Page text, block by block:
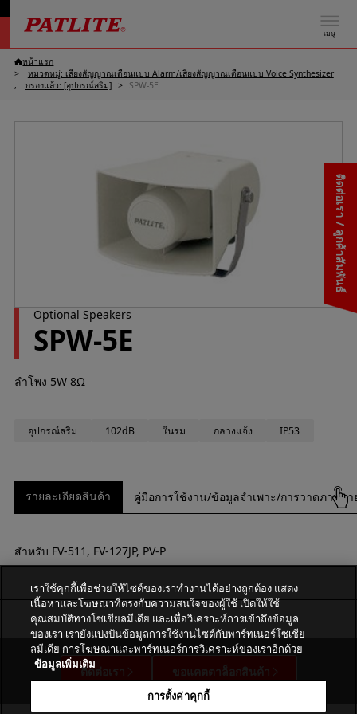
เมนู
ติดต่อเรา / ลูกค้าสัมพันธ์
หน้าแรก
หมวดหมู่: เสียงสัญญาณเตือนแบบ Alarm/เสียงสัญญาณเตือนแบบ Voice Synthesizer
กรองแล้ว: [อุปกรณ์สริม]
SPW-5E
Optional Speakers
SPW-5E
ลำโพง 5W 8Ω
อุปกรณ์สริม 102dB ในร่ม กลางแจ้ง IP53
รายละเอียดสินค้า คู่มือการใช้งาน/ข้อมูลจำเพาะ/การวาดภาพภ
สำหรับ FV-511, FV-127JP, PV-P
ติดต่อเรา ขอแคตตาล็อกสินค้า
เราใช้คุกกี้เพื่อช่วยให้ไซต์ของเราทำงานได้อย่างถูกต้อง แสดง
เนื้อหาและโฆษณาที่ตรงกับความสนใจของผู้ใช้ เปิดให้ใช้
คุณสมบัติทางโซเชียลมีเดีย และเพื่อวิเคราะห์การเข้าถึงข้อมูล
ของเรา เรายังแบ่งปันข้อมูลการใช้งานไซต์กับพาร์ทเนอร์โซเชีย
ลมีเดีย การโฆษณาและพาร์ทเนอร์การวิเคราะห์ของเราอีกด้วย
ข้อมูลเพิ่มเติม
การตั้งค่าคุกกี้